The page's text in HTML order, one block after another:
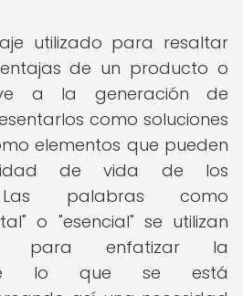
utilizado para resaltar
de un producto o
a la generación de
como soluciones
elementos que pueden
de vida de los
Las palabras como
o "esencial" se utilizan
para enfatizar la
lo que se está